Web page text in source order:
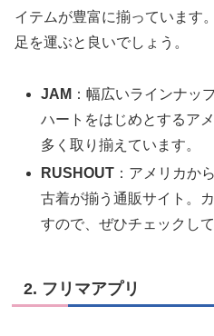
イテムが豊富に揃っています
足を運ぶと良いでしょう。
JAM ：幅広いラインナッ
ハートをはじめとするア
多く取り揃えています。
RUSHOUT ：アメリカか
古着が揃う通販サイト。
すので、ぜひチェックし
2. フリマアプリ